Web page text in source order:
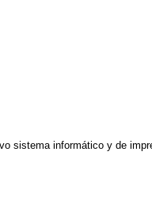
sistema informático y de